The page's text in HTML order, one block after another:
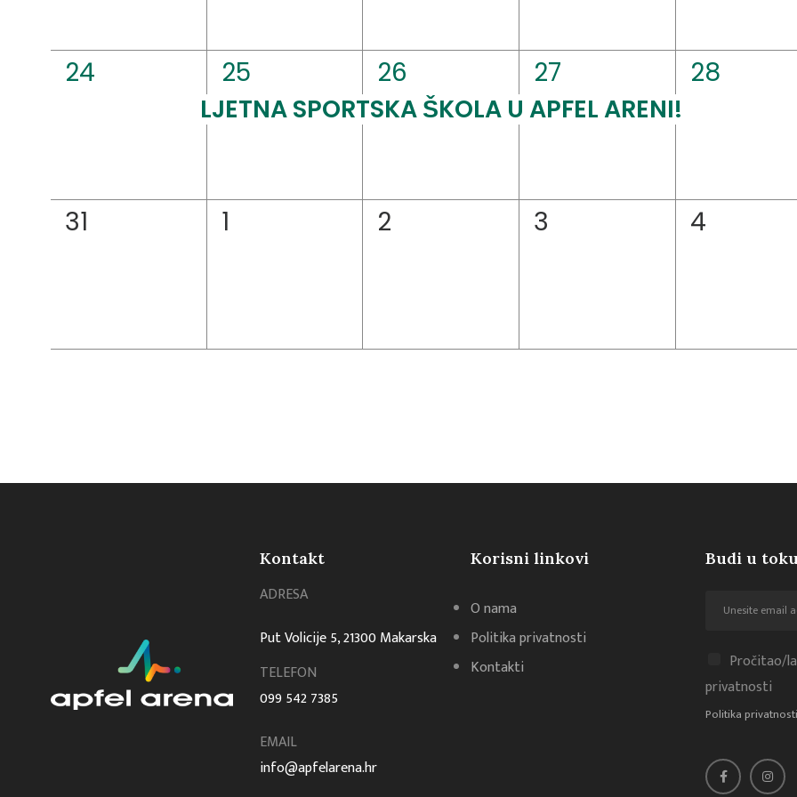
1
24
LJETNA SPORTSKA ŠKOLA U APFEL ARENI!
1
događaj,
25
1
događaj,
26
1
događaj,
27
1
28
0
31
0
1
0
2
0
3
0
4
Kontakt
ADRESA
Put Volicije 5, 21300 Makarska
TELEFON
099 542 7385
EMAIL
info@apfelarena.hr
Korisni linkovi
O nama
Politika privatnosti
Kontakti
Budi u
Pročitao/
privatnosti
Politika privatnosti